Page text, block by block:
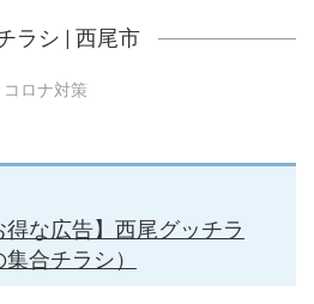
ラシ | 西尾市
コロナ対策
得な広告】西尾グッチラ
合チラシ）